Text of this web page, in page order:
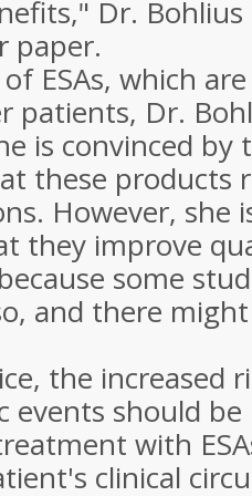
Dr. Bohlius
paper.
ESAs, which
patients, Dr.
is convinced by
these products
However, she
they improve
some
and there
the increased
should be
with
clinical